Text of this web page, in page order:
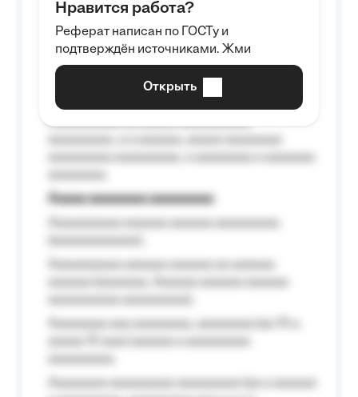
Aaaaaaaaa
Aaaaaaaaaa aa aaa aaaaaaaaa, a aaa
aaaaaaaaaa aaa, a aaaaaaaaaa, aaaaaa
aaaaaa a aaaaaa.
Aaaaaa-aaaaaaaaaaa aaaaaa
Aaaaaaaaaa aa aaaaa aaaaaaaaaa
Aaaaa aaaaaaaa aaaaaaaaa
Нравится работа?
Реферат написан по ГОСТу и
подтверждён источниками. Жми
Открыть